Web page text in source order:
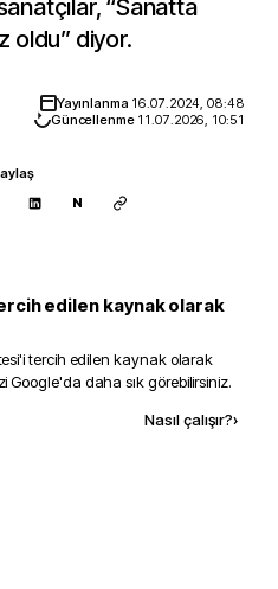
“Sanatta
oldu” diyor.
Yayınlanma 16.07.2024, 08:48
Güncellenme 11.07.2026, 10:51
N
edilen kaynak olarak
'i tercih edilen kaynak olarak
Google'da daha sık görebilirsiniz.
Nasıl çalışır?›